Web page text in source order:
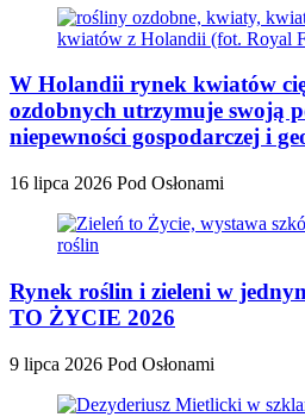
W Holandii rynek kwiatów
ozdobnych utrzymuje swoją
niepewności gospodarczej i
16 lipca 2026 Pod Osłonami
Rynek roślin i zieleni w
TO ŻYCIE 2026
9 lipca 2026 Pod Osłonami